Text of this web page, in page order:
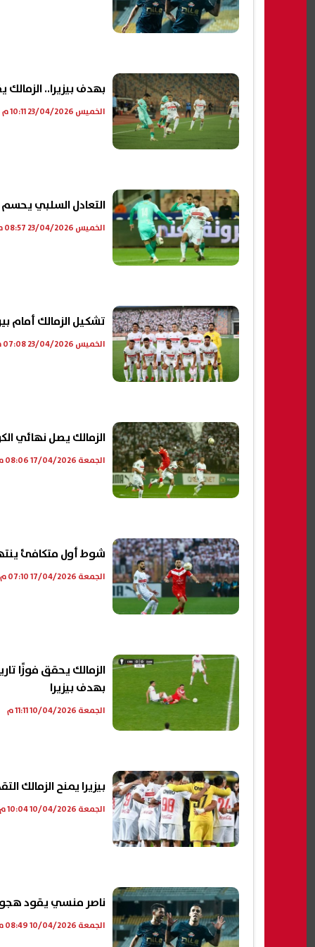
بهدف بيزيرا..
الخميس 23/04/2026 10:11 م
التعادل السلبي يحسم
الخميس 23/04/2026 08:57 م
تشكيل الزمالك أمام
الخميس 23/04/2026 07:08 م
الزمالك يصل نهائي
الجمعة 17/04/2026 08:06 م
شوط أول متكافئ
الجمعة 17/04/2026 07:10 م
الزمالك يحقق فوزًا
بهدف بيزيرا
الجمعة 10/04/2026 11:11 م
بيزيرا يمنح الزمالك
الجمعة 10/04/2026 10:04 م
ناصر منسي يقود
الجمعة 10/04/2026 08:49 م